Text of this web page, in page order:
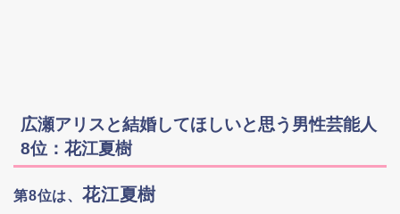
広瀬アリスと結婚してほしいと思う男性芸能人
8位：花江夏樹
第8位は、 花江夏樹